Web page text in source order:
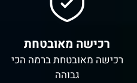
רכישה מאובטחת
רכישה מאובטחת ברמה הכי
גבוהה